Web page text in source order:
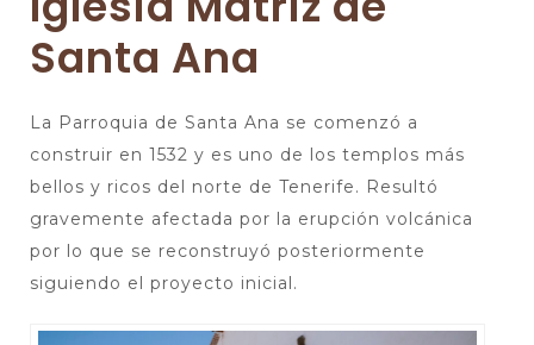
Santa Ana
La Parroquia de Santa Ana se comenzó a
construir en 1532 y es uno de los templos más
bellos y ricos del norte de Tenerife. Resultó
gravemente afectada por la erupción volcánica
por lo que se reconstruyó posteriormente
siguiendo el proyecto inicial.